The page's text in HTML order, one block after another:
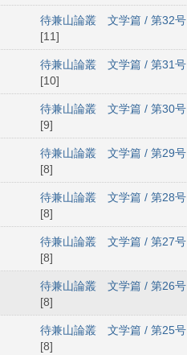
待兼山論叢 文学篇 / 第32号
[11]
待兼山論叢 文学篇 / 第31号
[10]
待兼山論叢 文学篇 / 第30号
[9]
待兼山論叢 文学篇 / 第29号
[8]
待兼山論叢 文学篇 / 第28号
[8]
待兼山論叢 文学篇 / 第27号
[8]
待兼山論叢 文学篇 / 第26号
[8]
待兼山論叢 文学篇 / 第25号
[8]